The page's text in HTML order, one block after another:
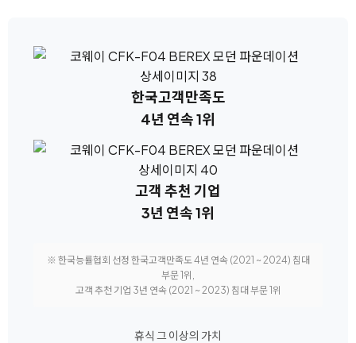
한국고객만족도
4년 연속 1위
고객 추천 기업
3년 연속 1위
※ 한국능률협회 선정 한국고객만족도 4년 연속 (2021 ~ 2024) 침대
부문 1위,
고객 추천 기업 3년 연속 (2021 ~ 2023) 침대 부문 1위
휴식 그 이상의 가치